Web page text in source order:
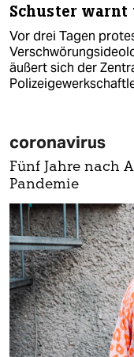
Schuster warnt
Vor drei Tagen
äußert sich der
coronavirus
Fünf Jahre nach
Pandemie